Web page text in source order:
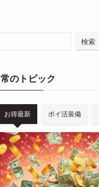
検索
のトピック
お得最新 ポイ活装備